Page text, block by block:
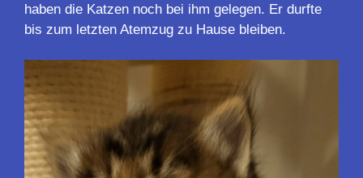
haben die Katzen noch bei ihm gelegen. Er durfte
bis zum letzten Atemzug zu Hause bleiben.